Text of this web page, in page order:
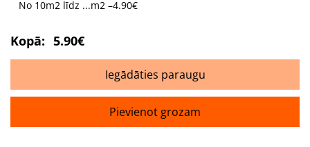
No 10m2 līdz ...m2 –4.90€
Kopā: 5.90€
Iegādāties paraugu
Pievienot grozam